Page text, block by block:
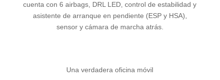
cuenta con 6 airbags, DRL LED, control de estabilidad y
asistente de arranque en pendiente (ESP y HSA),
sensor y cámara de marcha atrás.
Una verdadera oficina móvil